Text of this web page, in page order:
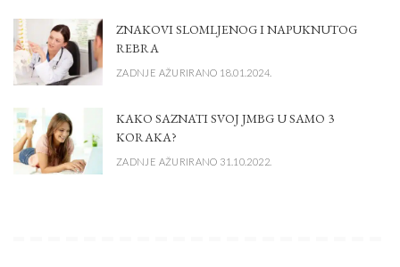
ZNAKOVI SLOMLJENOG I NAPUKNUTOG
REBRA
ZADNJE AŽURIRANO 18.01.2024.
KAKO SAZNATI SVOJ JMBG U SAMO 3
KORAKA?
ZADNJE AŽURIRANO 31.10.2022.